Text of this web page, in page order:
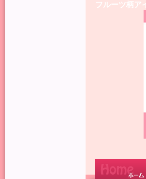
フルーツ柄ア